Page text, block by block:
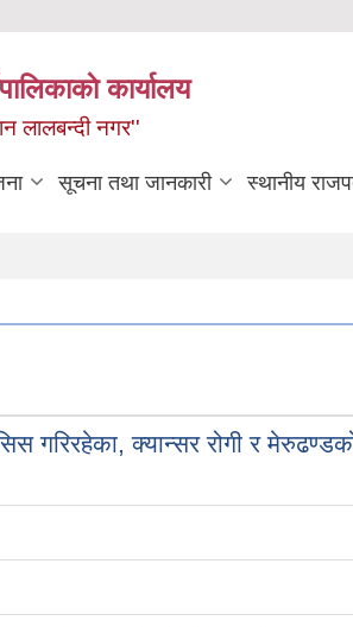
कार्यालय
लालबन्दी नगर''
सूचना तथा जानकारी स्थानीय
क्यान्सर रोगी र मेरुढण्डको